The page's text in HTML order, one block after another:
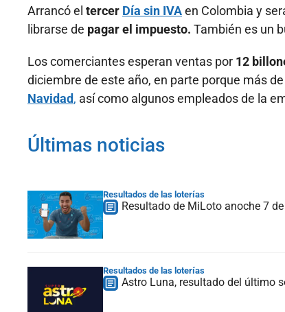
Arrancó el tercer Día sin IVAen Colombia y
librarse de pagar el impuesto. También es un
Los comerciantes esperan ventas por 12
diciembre de este año, en parte porque más de
Navidad, así como algunos empleados de la
Últimas noticias
Resultados de las loterías
Resultado de MiLoto anoche 7
Resultados de las loterías
Astro Luna, resultado del último